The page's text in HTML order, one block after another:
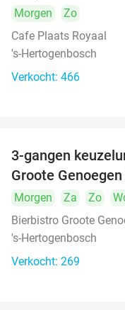
Morgen
Zo
Cafe Plaats Royaal
's-Hertogenbosch
Verkocht: 466
3-gangen
Groote
Morgen Za Zo
Bierbistro Groote
's-Hertogenbosch
Verkocht: 269